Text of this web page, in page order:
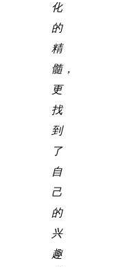
化
的
精
髓，
更
找
到
了
自
己
的
兴
趣